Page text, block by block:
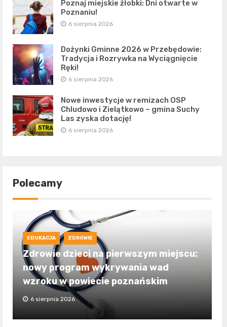
Poznaj miejskie żłobki: Dni otwarte w
Poznaniu!
6 sierpnia 2026
Dożynki Gminne 2026 w Przebędowie:
Tradycja i Rozrywka na Wyciągnięcie
Ręki!
6 sierpnia 2026
Nowe inwestycje w remizach OSP
Chludowo i Zielątkowo – gmina Suchy
Las zyska dotację!
6 sierpnia 2026
Polecamy
EDUKACJA ZDROWIE
Zdrowie dzieci na pierwszym miejscu:
nowy program wykrywania wad
wzroku w powiecie poznańskim
6 sierpnia 2026